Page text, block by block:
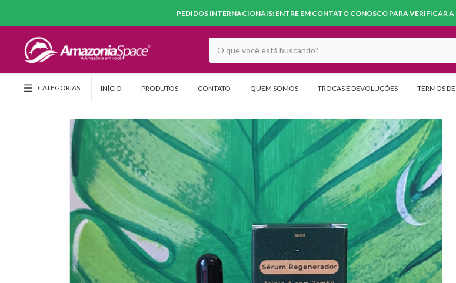
PEDIDOS INTERNACIONAIS: ENTRE EM CONTATO CONOSCO PARA VERIFICAR
CATEGORIAS INÍCIO PRODUTOS CONTATO QUEM SOMOS TROCAS E DEVOLUÇÕES TERMOS